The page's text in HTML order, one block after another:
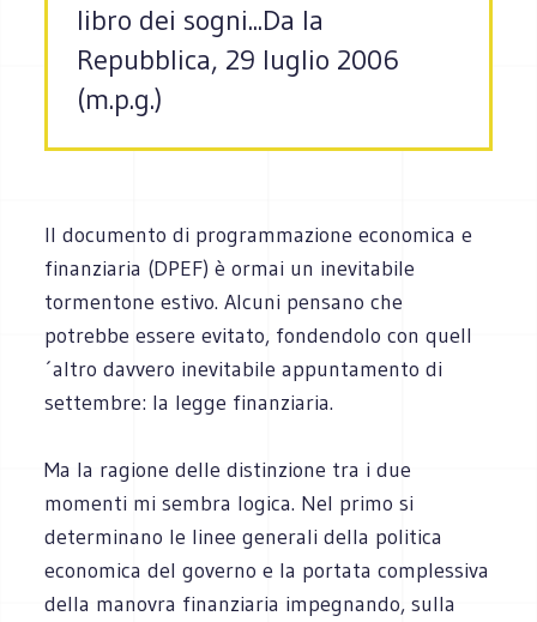
libro dei sogni...Da la
Repubblica, 29 luglio 2006
(m.p.g.)
Il documento di programmazione economica e
finanziaria (DPEF) è ormai un inevitabile
tormentone estivo. Alcuni pensano che
potrebbe essere evitato, fondendolo con quell
´altro davvero inevitabile appuntamento di
settembre: la legge finanziaria.
Ma la ragione delle distinzione tra i due
momenti mi sembra logica. Nel primo si
determinano le linee generali della politica
economica del governo e la portata complessiva
della manovra finanziaria impegnando, sulla